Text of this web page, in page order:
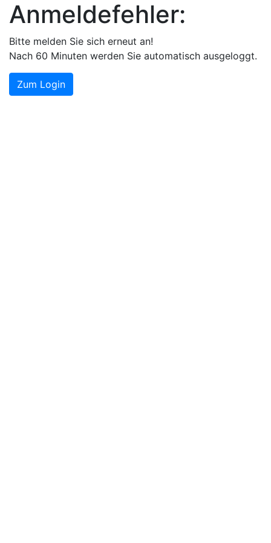
Anmeldefehler:
Bitte melden Sie sich erneut an!
Nach 60 Minuten werden Sie automatisch ausgeloggt.
Zum Login